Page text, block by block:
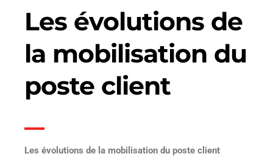
Les évolutions de
la mobilisation du
poste client
Les évolutions de la mobilisation du poste client